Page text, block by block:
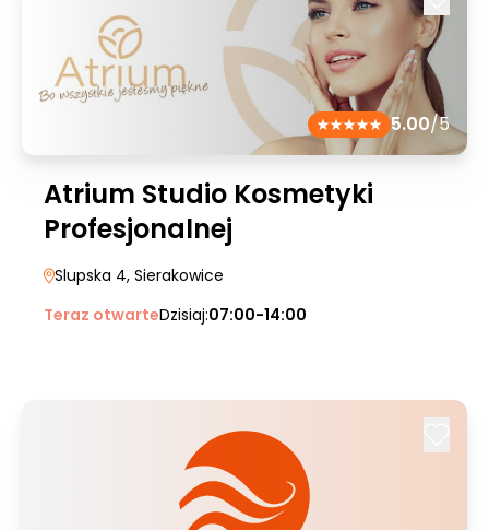
5.00/5
Atrium Studio Kosmetyki
Profesjonalnej
Slupska 4, Sierakowice
Teraz otwarteDzisiaj:07:00-14:00